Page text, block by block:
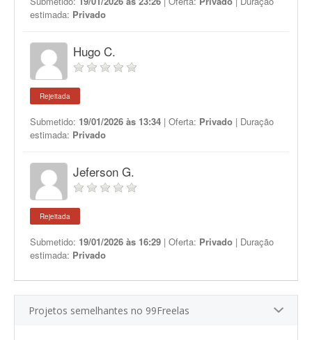
estimada: Privado
Hugo C.
Rejeitada
Submetido: 19/01/2026 às 13:34 | Oferta: Privado | Duração
estimada: Privado
Jeferson G.
Rejeitada
Submetido: 19/01/2026 às 16:29 | Oferta: Privado | Duração
estimada: Privado
Projetos semelhantes no 99Freelas